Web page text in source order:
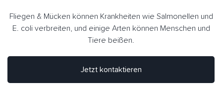
Jetzt kontaktieren
Fliegen & Mücken können Krankheiten wie Salmonellen und
E. coli verbreiten, und einige Arten können Menschen und
Tiere beißen.